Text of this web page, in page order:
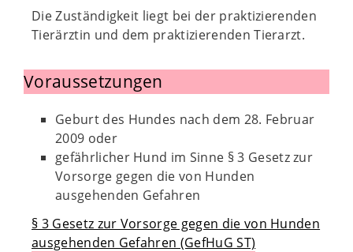
Die Zuständigkeit liegt bei der praktizierenden
Tierärztin und dem praktizierenden Tierarzt.
Voraussetzungen
Geburt des Hundes nach dem 28. Februar
2009 oder
gefährlicher Hund im Sinne § 3 Gesetz zur
Vorsorge gegen die von Hunden
ausgehenden Gefahren
§ 3 Gesetz zur Vorsorge gegen die von Hunden
ausgehenden Gefahren (GefHuG ST)